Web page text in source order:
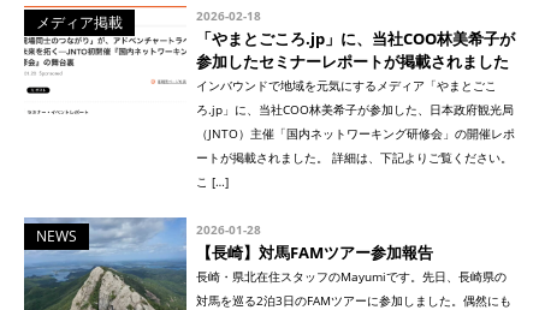
メディア掲載 2026-02-18
「やまとごころ.jp」に、当社COO林美希子が
参加したセミナーレポートが掲載されました
インバウンドで地域を元気にするメディア「やまとごこ
ろ.jp」に、当社COO林美希子が参加した、日本政府観光局
（JNTO）主催「国内ネットワーキング研修会」の開催レポ
ートが掲載されました。 詳細は、下記よりご覧ください。
こ […]
NEWS 2026-01-28
【長崎】対馬FAMツアー参加報告
長崎・県北在住スタッフのMayumiです。先日、長崎県の
対馬を巡る2泊3日のFAMツアーに参加しました。偶然にも